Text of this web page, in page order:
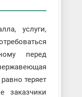
услуги,
перед
теряет
заказчики